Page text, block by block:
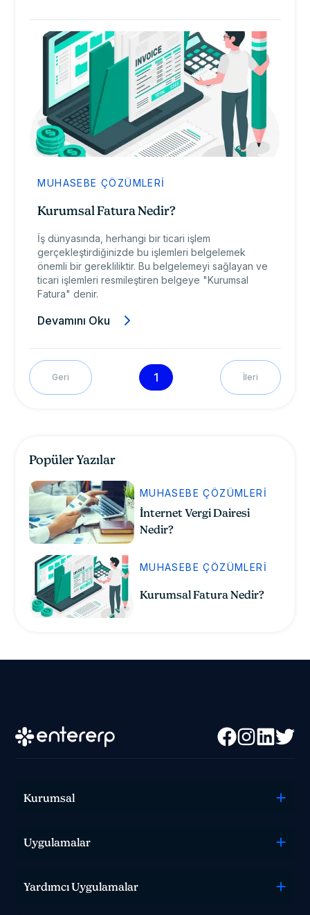
MUHASEBE ÇÖZÜMLERI
Kurumsal Fatura Nedir?
İş dünyasında, herhangi bir ticari işlem
gerçekleştirdiğinizde bu işlemleri belgelemek
önemli bir gerekliliktir. Bu belgelemeyi sağlayan ve
ticari işlemleri resmileştiren belgeye "Kurumsal
Fatura" denir.
Devamını Oku
Geri 1 İleri
Popüler Yazılar
MUHASEBE ÇÖZÜMLERI
İnternet Vergi Dairesi
Nedir?
MUHASEBE ÇÖZÜMLERI
Kurumsal Fatura Nedir?
Kurumsal
Uygulamalar
Yardımcı Uygulamalar